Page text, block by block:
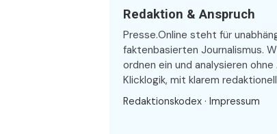
Redaktion & Anspruch
Presse.Online steht für
faktenbasierten Journalismus.
ordnen ein und analysieren ohne
Klicklogik, mit klarem
Redaktionskodex · Impressum